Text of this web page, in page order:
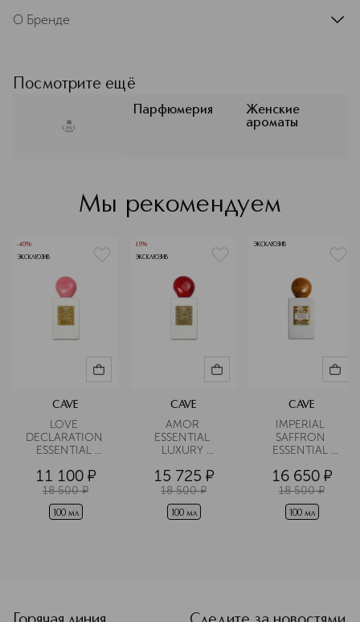
артикул
О Бренде
Подробнее
Посмотрите ещё
Парфюмерия
Женские
ароматы
Мы рекомендуем
-40%
ЭКСКЛЮЗИВ
CAVE
LOVE
DECLARATION
ESSENTIAL
PARFUM Духи
11 100 ¤
18 500 ¤
100 мл
-15%
ЭКСКЛЮЗИВ
CAVE
AMOR
ESSENTIAL
LUXURY
15 725 ¤
18 500 ¤
100 мл
ЭКСКЛЮЗИВ
CAVE
IMPERIAL
SAFFRON
ESSENTIAL
PARFUM Духи
16 650 ¤
18 500 ¤
100 мл